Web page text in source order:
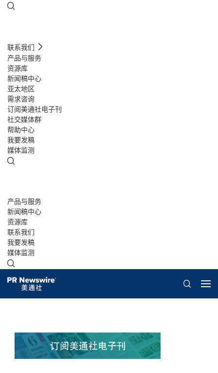
联系我们
产品与服务
资源库
新闻稿中心
亚太地区
需求咨询
订阅美通社电子刊
社交媒体群
帮助中心
我要发稿
媒体监测
产品与服务
新闻稿中心
资源库
联系我们
我要发稿
媒体监测
概览 美通说传播 演讲资料/报告